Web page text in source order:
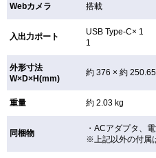
Webカメラ 搭載
入出力ポート
USB Type-C×
1
外形寸法
W×D×H(mm)
約 376 × 約
重量 約 2.03 kg
同梱物
・ACアダプタ、
※上記以外の付属